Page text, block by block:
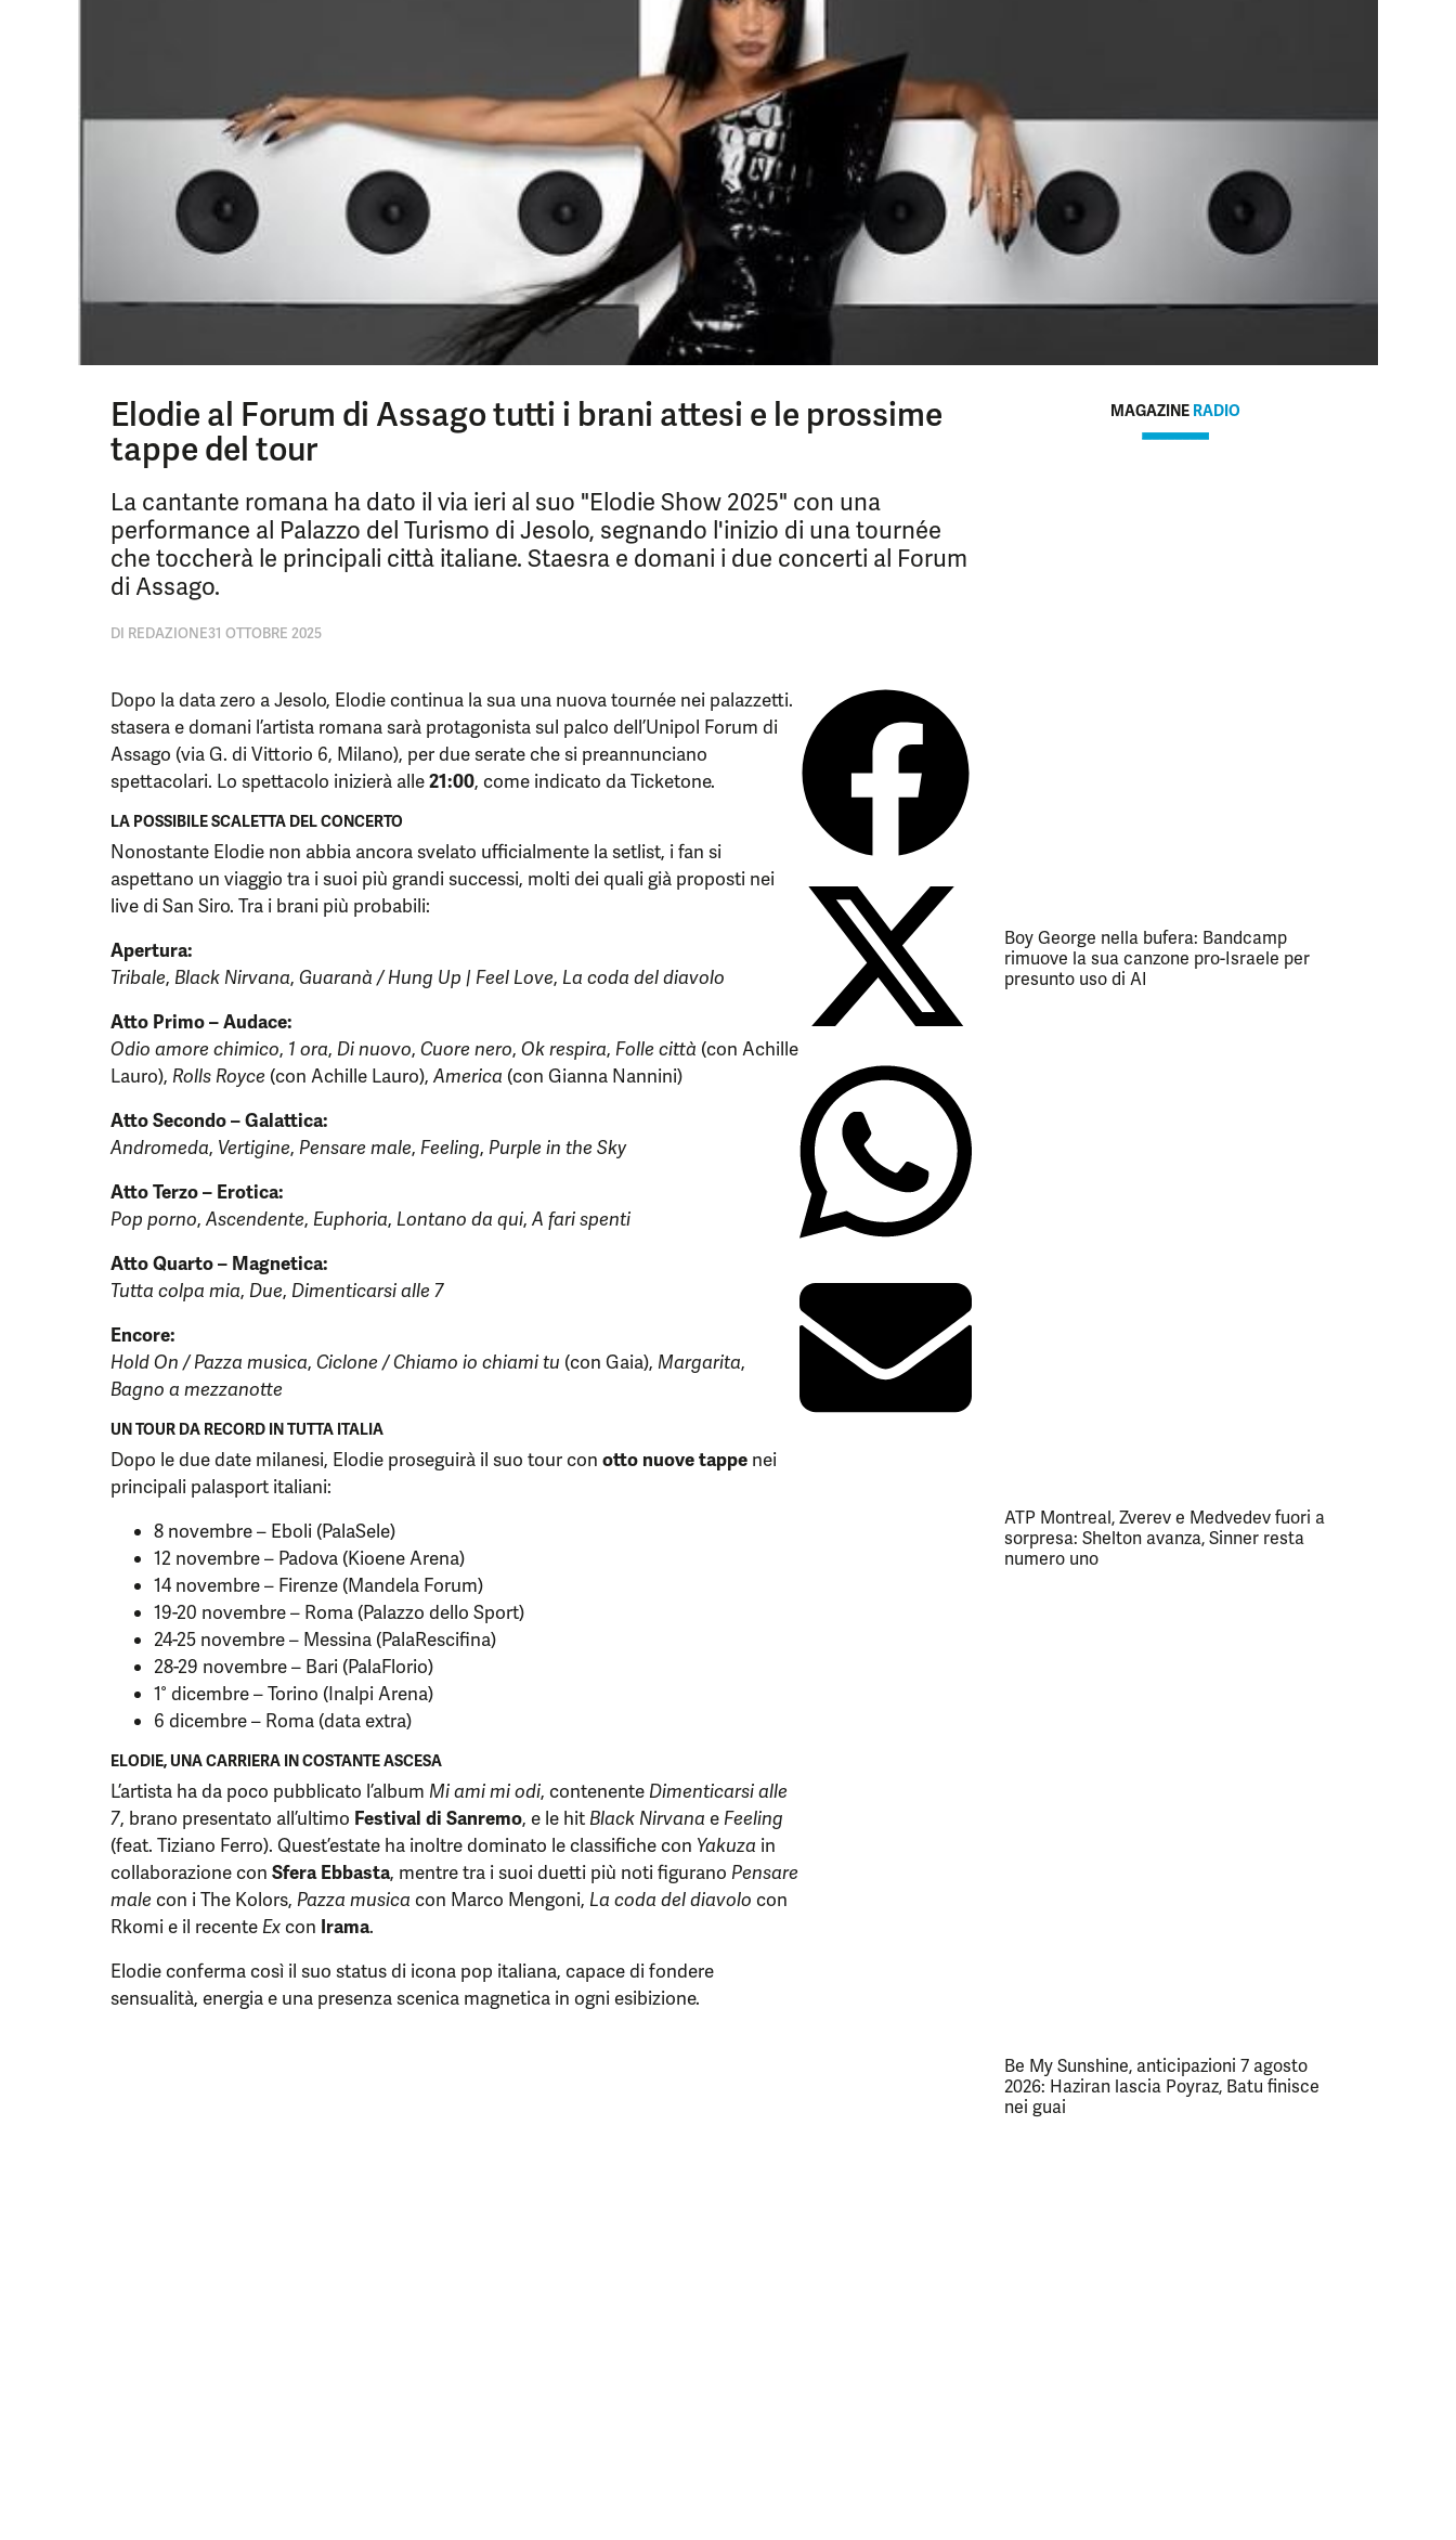
Elodie al Forum di Assago tutti i brani attesi e le prossime
tappe del tour
La cantante romana ha dato il via ieri al suo "Elodie Show 2025" con una
performance al Palazzo del Turismo di Jesolo, segnando l'inizio di una tournée
che toccherà le principali città italiane. Staesra e domani i due concerti al Forum
di Assago.
DI REDAZIONE31 OTTOBRE 2025
Dopo la data zero a Jesolo, Elodie continua la sua una nuova tournée nei palazzetti.
stasera e domani l’artista romana sarà protagonista sul palco dell’Unipol Forum di
Assago (via G. di Vittorio 6, Milano), per due serate che si preannunciano
spettacolari. Lo spettacolo inizierà alle21:00, come indicato da Ticketone.
LA POSSIBILE SCALETTA DEL CONCERTO
Nonostante Elodie non abbia ancora svelato ufficialmente la setlist, i fan si
aspettano un viaggio tra i suoi più grandi successi, molti dei quali già proposti nei
live di San Siro. Tra i brani più probabili:
Apertura:
Tribale, Black Nirvana, Guaranà / Hung Up | Feel Love, La coda del diavolo
Atto Primo – Audace:
Odio amore chimico, 1 ora, Di nuovo, Cuore nero, Ok respira, Folle città (con Achille
Lauro), Rolls Royce (con Achille Lauro), America (con Gianna Nannini)
Atto Secondo – Galattica:
Andromeda, Vertigine, Pensare male, Feeling, Purple in the Sky
Atto Terzo – Erotica:
Pop porno, Ascendente, Euphoria, Lontano da qui, A fari spenti
Atto Quarto – Magnetica:
Tutta colpa mia, Due, Dimenticarsi alle 7
Encore:
Hold On / Pazza musica, Ciclone / Chiamo io chiami tu (con Gaia), Margarita,
Bagno a mezzanotte
UN TOUR DA RECORD IN TUTTA ITALIA
Dopo le due date milanesi, Elodie proseguirà il suo tour con otto nuove tappe nei
principali palasport italiani:
8 novembre – Eboli (PalaSele)
12 novembre – Padova (Kioene Arena)
14 novembre – Firenze (Mandela Forum)
19-20 novembre – Roma (Palazzo dello Sport)
24-25 novembre – Messina (PalaRescifina)
28-29 novembre – Bari (PalaFlorio)
1° dicembre – Torino (Inalpi Arena)
6 dicembre – Roma (data extra)
ELODIE, UNA CARRIERA IN COSTANTE ASCESA
L’artista ha da poco pubblicato l’album Mi ami mi odi, contenente Dimenticarsi alle
7, brano presentato all’ultimo Festival di Sanremo, e le hit Black Nirvana e Feeling
(feat. Tiziano Ferro). Quest’estate ha inoltre dominato le classifiche con Yakuza in
collaborazione con Sfera Ebbasta, mentre tra i suoi duetti più noti figurano Pensare
male con i The Kolors, Pazza musica con Marco Mengoni, La coda del diavolo con
Rkomi e il recente Excon Irama.
Elodie conferma così il suo status di icona pop italiana, capace di fondere
sensualità, energia e una presenza scenica magnetica in ogni esibizione.
MAGAZINE RADIO
Boy George nella bufera: Bandcamp
rimuove la sua canzone pro-Israele per
presunto uso di AI
ATP Montreal, Zverev e Medvedev fuori a
sorpresa: Shelton avanza, Sinner resta
numero uno
Be My Sunshine, anticipazioni 7 agosto
2026: Haziran lascia Poyraz, Batu finisce
nei guai